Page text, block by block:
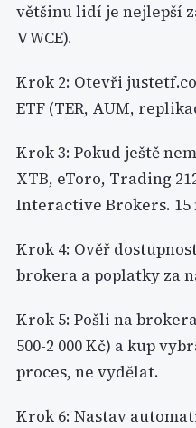
většinu lidí je nejlepší
VWCE).
Krok 2: Otevři
ETF (TER, AUM,
Krok 3: Pokud ještě
XTB, eToro, Trading
Interactive Brokers.
Krok 4: Ověř
brokera a poplatky za
Krok 5: Pošli na
500-2 000 Kč) a kup
proces, ne vydělat.
Krok 6: Nastav